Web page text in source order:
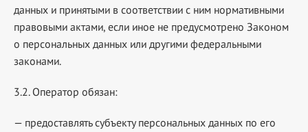
данных и принятыми в соответствии с ним нормативными
правовыми актами, если иное не предусмотрено Законом
о персональных данных или другими федеральными
законами.
3.2. Оператор обязан:
— предоставлять субъекту персональных данных по его